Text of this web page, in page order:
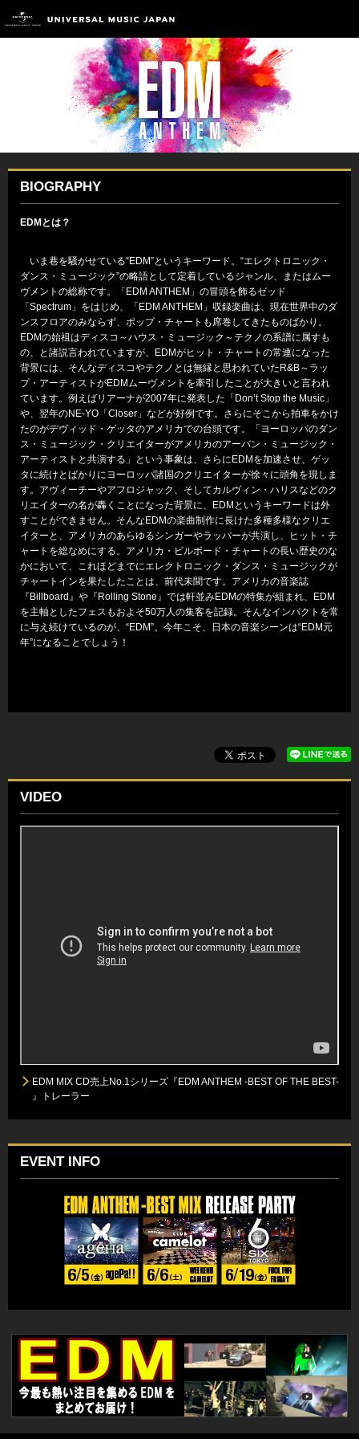
BIOGRAPHY
EDMとは？
いま巷を騒がせている“EDM”というキーワード。“エレクトロニック・
ダンス・ミュージック”の略語として定着しているジャンル、またはムー
ヴメントの総称です。「EDM ANTHEM」の冒頭を飾るゼッド
「Spectrum」をはじめ、「EDM ANTHEM」収録楽曲は、現在世界中のダ
ンスフロアのみならず、ポップ・チャートも席巻してきたものばかり。
EDMの始祖はディスコ～ハウス・ミュージック～テクノの系譜に属すも
の、と諸説言われていますが、EDMがヒット・チャートの常連になった
背景には、そんなディスコやテクノとは無縁と思われていたR&B～ラッ
プ・アーティストがEDMムーヴメントを牽引したことが大きいと言われ
ています。例えばリアーナが2007年に発表した「Don’t Stop the Music」
や、翌年のNE-YO「Closer」などが好例です。さらにそこから拍車をかけ
たのがデヴィッド・ゲッタのアメリカでの台頭です。「ヨーロッパのダン
ス・ミュージック・クリエイターがアメリカのアーバン・ミュージック・
アーティストと共演する」という事象は、さらにEDMを加速させ、ゲッ
タに続けとばかりにヨーロッパ諸国のクリエイターが徐々に頭角を現しま
す。アヴィーチーやアフロジャック、そしてカルヴィン・ハリスなどのク
リエイターの名が轟くことになった背景に、EDMというキーワードは外
すことができません。そんなEDMの楽曲制作に長けた多種多様なクリエ
イターと、アメリカのあらゆるシンガーやラッパーが共演し、ヒット・チ
ャートを総なめにする。アメリカ・ビルボード・チャートの長い歴史のな
かにおいて、これほどまでにエレクトロニック・ダンス・ミュージックが
チャートインを果たしたことは、前代未聞です。アメリカの音楽誌
『Billboard』や『Rolling Stone』では軒並みEDMの特集が組まれ、EDM
を主軸としたフェスもおよそ50万人の集客を記録。そんなインパクトを常
に与え続けているのが、“EDM”。今年こそ、日本の音楽シーンは“EDM元
年”になることでしょう！
VIDEO
EDM MIX CD売上No.1シリーズ『EDM ANTHEM -BEST OF THE BEST-
』トレーラー
EVENT INFO